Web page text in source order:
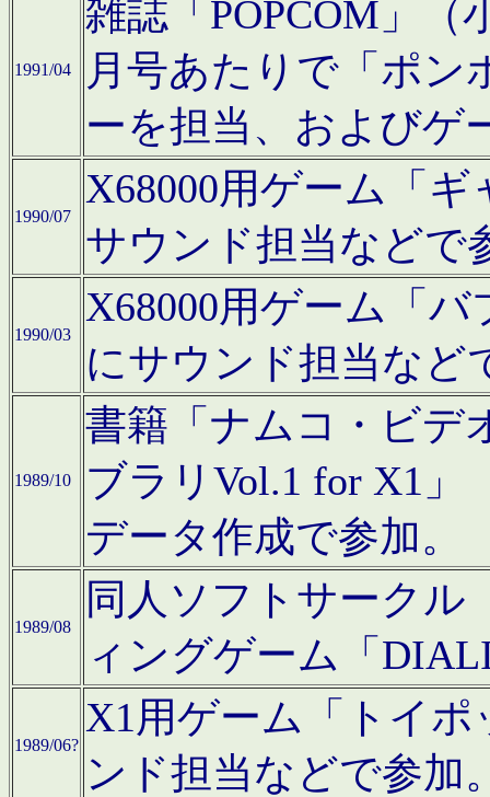
1991/04
雑誌「POPCOM」（
月号あたりで「ポン
ーを担当、およびゲ
1990/07
X68000用ゲーム「
サウンド担当などで
1990/03
X68000用ゲーム「
にサウンド担当など
1989/10
書籍「ナムコ・ビデ
ブラリVol.1 for X1」
データ作成で参加。
1989/08
同人ソフトサークル
ィングゲーム「
1989/06?
X1用ゲーム「トイ
ンド担当などで参加